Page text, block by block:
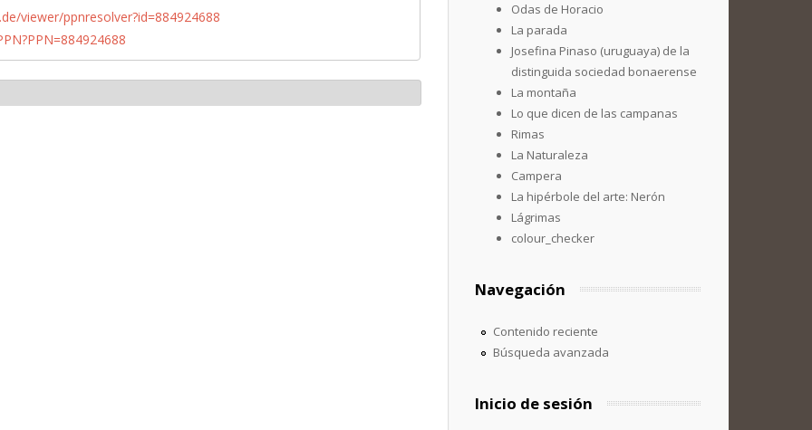
viewer/ppnresolver?id=884924688
Odas de Horacio
La parada
Josefina Pinaso (uruguaya) de la
distinguida sociedad bonaerense
La montaña
Lo que dicen de las campanas
Rimas
La Naturaleza
Campera
La hipérbole del arte: Nerón
Lágrimas
colour_checker
Navegación
Contenido reciente
Búsqueda avanzada
Inicio de sesión